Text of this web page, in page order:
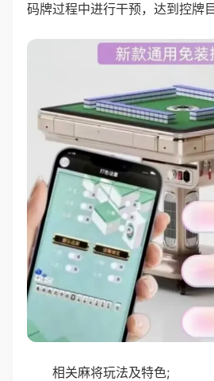
码牌过程中进行干预，达到控牌目
相关麻将玩法及特色;